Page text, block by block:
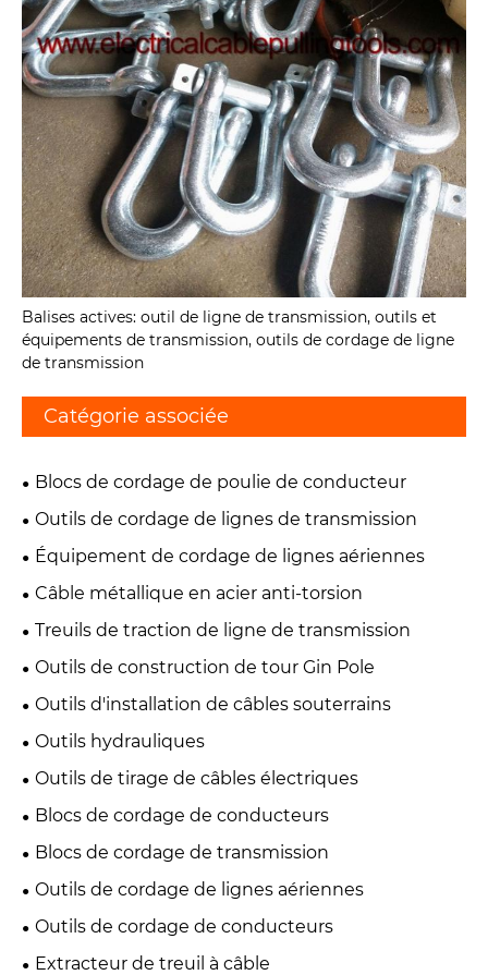
Balises actives: outil de ligne de transmission, outils et
équipements de transmission, outils de cordage de ligne
de transmission
Catégorie associée
Blocs de cordage de poulie de conducteur
Outils de cordage de lignes de transmission
Équipement de cordage de lignes aériennes
Câble métallique en acier anti-torsion
Treuils de traction de ligne de transmission
Outils de construction de tour Gin Pole
Outils d'installation de câbles souterrains
Outils hydrauliques
Outils de tirage de câbles électriques
Blocs de cordage de conducteurs
Blocs de cordage de transmission
Outils de cordage de lignes aériennes
Outils de cordage de conducteurs
Extracteur de treuil à câble